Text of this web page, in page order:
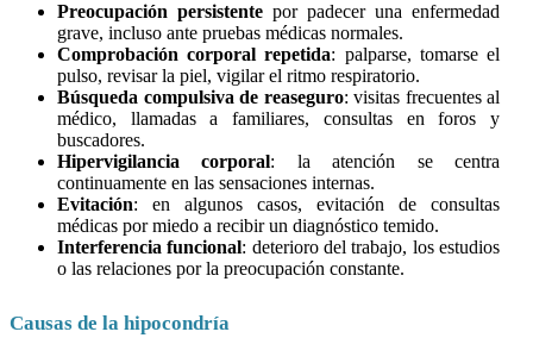
Preocupación persistente por padecer una enfermedad
grave, incluso ante pruebas médicas normales.
Comprobación corporal repetida: palparse, tomarse el
pulso, revisar la piel, vigilar el ritmo respiratorio.
Búsqueda compulsiva de reaseguro: visitas frecuentes al
médico, llamadas a familiares, consultas en foros y
buscadores.
Hipervigilancia corporal: la atención se centra
continuamente en las sensaciones internas.
Evitación: en algunos casos, evitación de consultas
médicas por miedo a recibir un diagnóstico temido.
Interferencia funcional: deterioro del trabajo, los estudios
o las relaciones por la preocupación constante.
Causas de la hipocondría